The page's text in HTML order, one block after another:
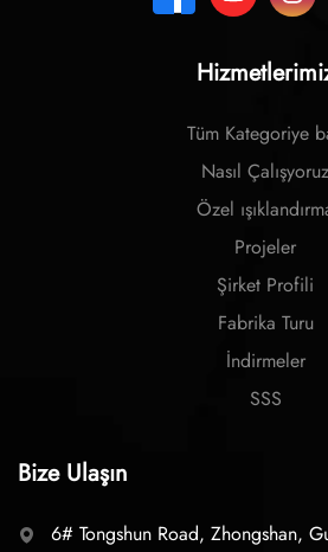
Tüm Kategoriye
Nasıl Çalışyoruz
Özel
Projeler
Şirket Profili
Fabrika Turu
İndirmeler
SSS
Bize Ulaşın
6# Tongshun Road, Zhongshan,